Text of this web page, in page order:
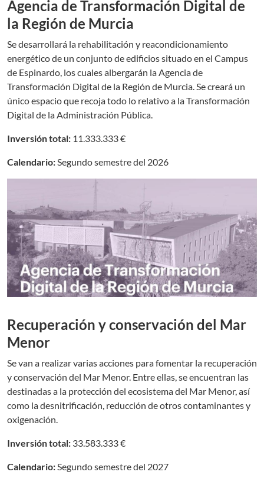
Agencia de Transformación Digital de
la Región de Murcia
Se desarrollará la rehabilitación y reacondicionamiento
energético de un conjunto de edificios situado en el Campus
de Espinardo, los cuales albergarán la Agencia de
Transformación Digital de la Región de Murcia. Se creará un
único espacio que recoja todo lo relativo a la Transformación
Digital de la Administración Pública.
Inversión total: 11.333.333 €
Calendario:Segundo semestre del 2026
Recuperación y conservación del Mar
Menor
Se van a realizar varias acciones para fomentar la recuperación
y conservación del Mar Menor. Entre ellas, se encuentran las
destinadas a la protección del ecosistema del Mar Menor, así
como la desnitrificación, reducción de otros contaminantes y
oxigenación.
Inversión total: 33.583.333 €
Calendario:Segundo semestre del 2027